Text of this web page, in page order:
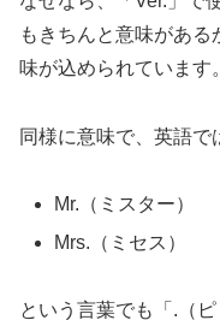
もきちんと意味があ
味が込められています。
同様に意味で、英語で
Mr.（ミスター）
Mrs.（ミセス）
という言葉でも「.（